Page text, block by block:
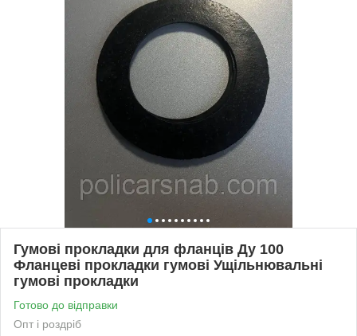
Гумові прокладки для фланців Ду 100
Фланцеві прокладки гумові Ущільнювальні
гумові прокладки
Готово до відправки
Опт і роздріб